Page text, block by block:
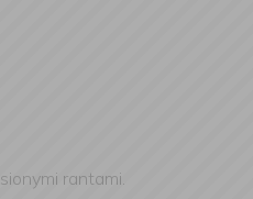
rantami.